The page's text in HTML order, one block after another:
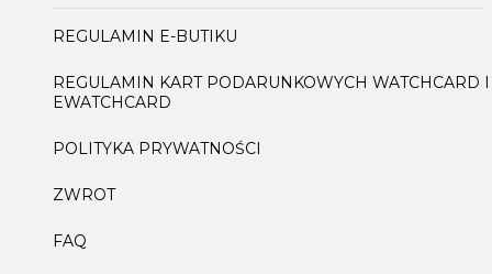
REGULAMIN E-BUTIKU
REGULAMIN KART PODARUNKOWYCH WATCHCARD I
EWATCHCARD
POLITYKA PRYWATNOŚCI
ZWROT
FAQ